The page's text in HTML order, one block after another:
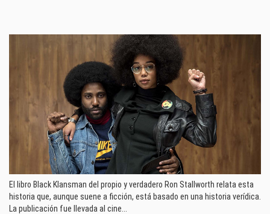
El libro Black Klansman del propio y verdadero Ron Stallworth relata esta
historia que, aunque suene a ficción, está basado en una historia verídica.
La publicación fue llevada al cine...